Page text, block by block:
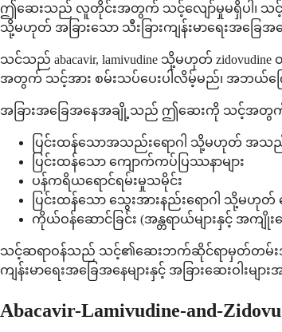
ဤဆေးသည် လူတိုင်းအတွက် သင့်လျော်မှုမရှိပါ၊ သင့်
သို့မဟုတ် အခြားသော သီးခြားကျန်းမာရေးအခြေ
သင်သည် abacavir, lamivudine သို့မဟုတ်
အတွက် သင့်အား စမ်းသပ်ပေးပါလိမ့်မည်၊ အဘယ်ကြ
အခြားအခြေအနေအချို့သည် ဤဆေးကို သင့်အတွက်
ပြင်းထန်သောအသည်းရောဂါ သို့မဟုတ် အသည်
ပြင်းထန်သော ကျောက်ကပ်ပြဿနာများ
ပန်ကရိယရောင်ရမ်းမှုသမိုင်း
ပြင်းထန်သော သွေးအားနည်းရောဂါ သို့မဟု
ကိုယ်ဝန်ဆောင်ခြင်း (အန္တရာယ်များနှင့် အက
သင့်ဆရာဝန်သည် သင့်၏ဆေးဘက်ဆိုင်ရာမှတ်တမ်းအပ
ကျန်းမာရေးအခြေအနေများနှင့် အခြားဆေးဝါ
Abacavir-Lamivudine-and-